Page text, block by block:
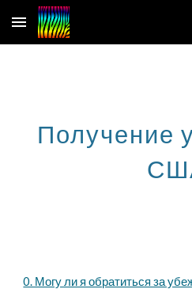
Skip to main content
Получение
0. Могу ли я обратиться за